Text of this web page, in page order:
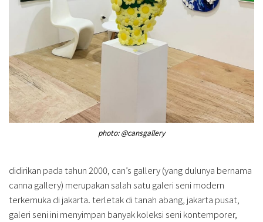
photo: @cansgallery
didirikan pada tahun 2000, can’s gallery (yang dulunya bernama
canna gallery) merupakan salah satu galeri seni modern
terkemuka di jakarta. terletak di tanah abang, jakarta pusat,
galeri seni ini menyimpan banyak koleksi seni kontemporer,